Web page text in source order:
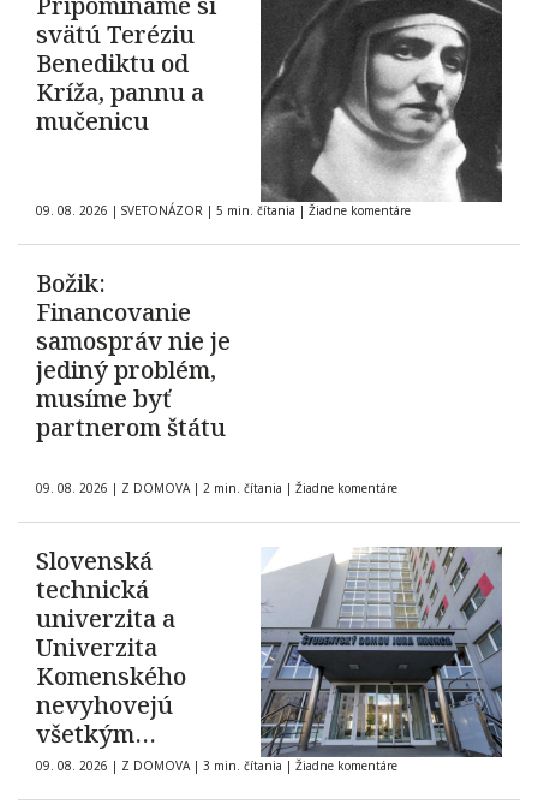
svätú Teréziu
Benediktu od
Kríža, pannu a
mučenicu
09. 08. 2026 | SVETONÁZOR | 5 min. čítania | Žiadne komentáre
Božik:
Financovanie
samospráv nie je
jediný problém,
musíme byť
partnerom štátu
09. 08. 2026 | Z DOMOVA | 2 min. čítania | Žiadne komentáre
Slovenská
technická
univerzita a
Univerzita
Komenského
nevyhovejú
všetkým
žiadostiam o
ubytovanie na
09. 08. 2026 | Z DOMOVA | 3 min. čítania | Žiadne komentáre